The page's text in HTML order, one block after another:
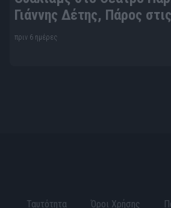
Γιάννης Δέτης, Πάρος
πριν 6 ημέρες
Ταυτότητα Όροι Χρήσης